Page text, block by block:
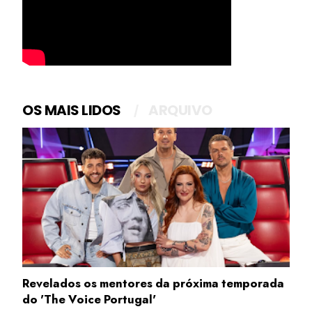
OS MAIS LIDOS
Revelados os mentores da próxima temporada
do 'The Voice Portugal'